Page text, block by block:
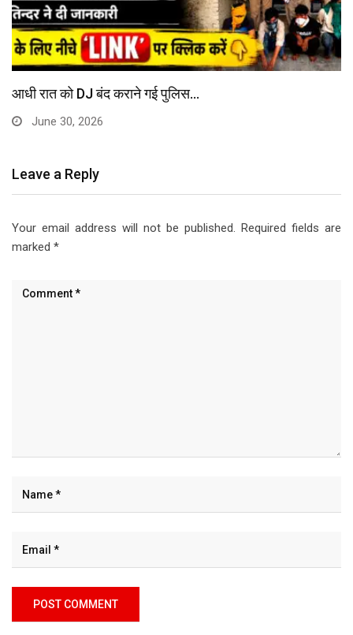
आधी रात को DJ बंद कराने गई पुलिस…
June 30, 2026
Leave a Reply
Your email address will not be published. Required fields are
marked *